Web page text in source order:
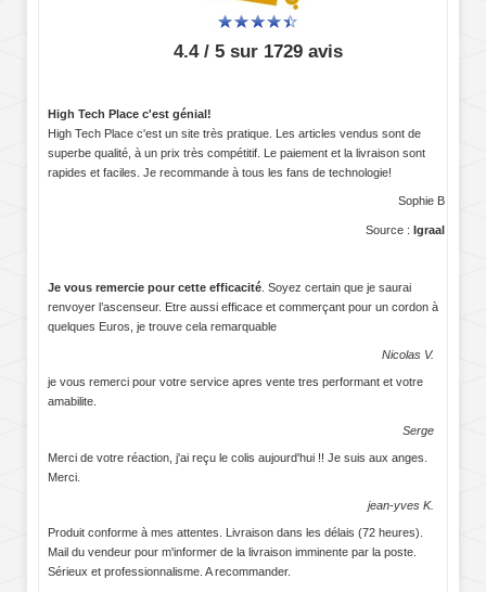
4.4 / 5 sur 1729 avis
High Tech Place c'est génial!
High Tech Place c'est un site très pratique. Les articles vendus sont de
superbe qualité, à un prix très compétitif. Le paiement et la livraison sont
rapides et faciles. Je recommande à tous les fans de technologie!
Sophie B
Source : Igraal
Je vous remercie pour cette efficacité . Soyez certain que je saurai
renvoyer l’ascenseur. Etre aussi efficace et commerçant pour un cordon à
quelques Euros, je trouve cela remarquable
Nicolas V.
je vous remerci pour votre service apres vente tres performant et votre
amabilite.
Serge
Merci de votre réaction, j'ai reçu le colis aujourd'hui !! Je suis aux anges.
Merci.
jean-yves K.
Produit conforme à mes attentes. Livraison dans les délais (72 heures).
Mail du vendeur pour m'informer de la livraison imminente par la poste.
Sérieux et professionnalisme. A recommander.